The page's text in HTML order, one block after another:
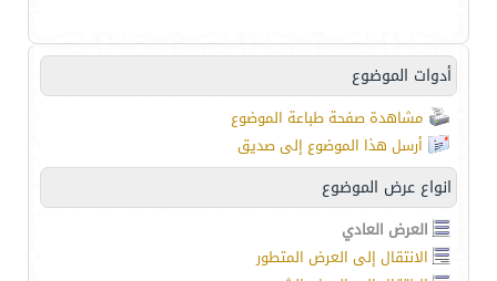
أدوات الموضوع
مشاهدة صفحة طباعة الموضوع
أرسل هذا الموضوع إلى صديق
انواع عرض الموضوع
العرض العادي
الانتقال إلى العرض المتطور